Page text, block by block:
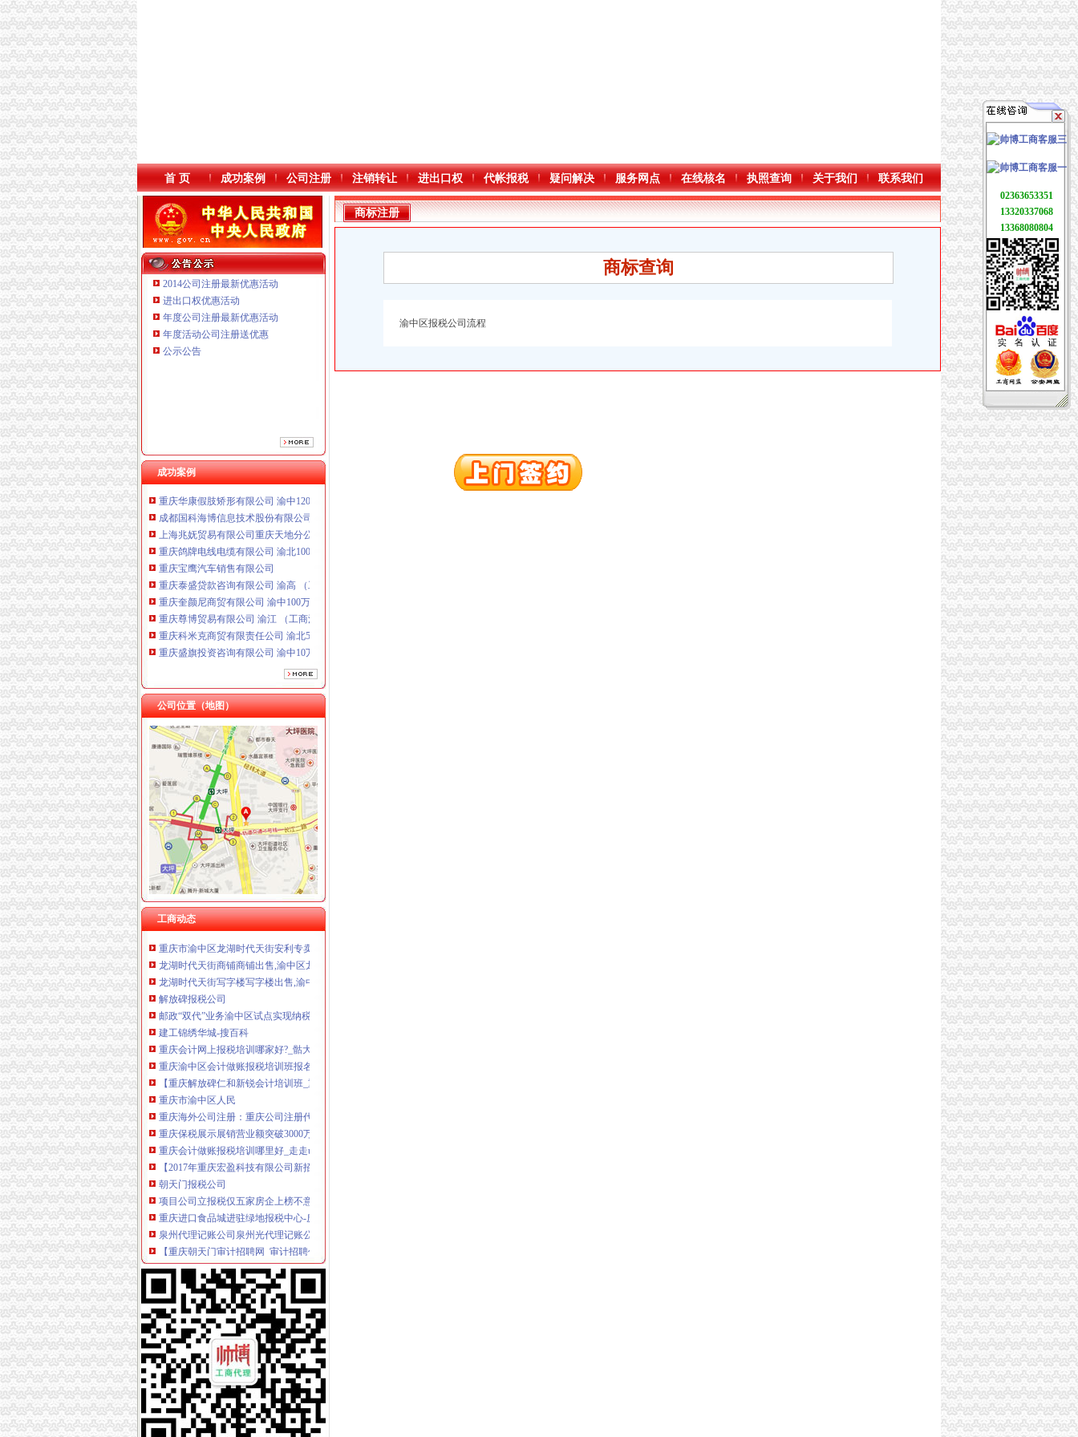
首 页 成功案例 公司注册 注销转让 进出口权 代帐报税 疑问解决 服务网点 在线核名 执照查询 关于我们 联系我们
2014公司注册最新优惠活动
进出口权优惠活动
年度公司注册最新优惠活动
年度活动公司注册送优惠
公示公告
成功案例
重庆鸽牌电线电缆有限公司 渝北10010万 (进出口权)
重庆科米克商贸有限责任公司 渝北50万 （工商注册）
重庆盛旗投资咨询有限公司 渝中10万 （工商注册）
重庆安赐商贸有限公司 渝江10万 （工商注册）
重庆华康假肢矫形有限公司 渝中120万 （增资）
成都国科海博信息技术股份有限公司重庆分公司 渝江 （工商注册）
上海兆妩贸易有限公司重庆天地分公司 渝中 （工商注册）
重庆鸽牌电线电缆有限公司 渝北10010万 (进出口权)
重庆宝鹰汽车销售有限公司
重庆泰盛贷款咨询有限公司 渝高 （工商注册）
重庆奎颜尼商贸有限公司 渝中100万 （工商注册）
重庆尊博贸易有限公司 渝江 （工商注册）
重庆科米克商贸有限责任公司 渝北50万 （工商注册）
重庆盛旗投资咨询有限公司 渝中10万 （工商注册）
重庆安赐商贸有限公司 渝江10万 （工商注册）
重庆华康假肢矫形有限公司 渝中120万 （增资）
成都国科海博信息技术股份有限公司重庆分公司 渝江 （工商注册）
上海兆妩贸易有限公司重庆天地分公司 渝中 （工商注册）
公司位置（地图）
工商动态
渝中区龙湖时代天街
【重庆市渝中区龙湖时代天街旁v8区二手房出售渝中大坪二手房】第一
重庆渝中区龙湖·时代天街游泳馆-团购_大众点评网
双轮驱动渝中航母龙湖时代天街成主推力-房产新闻-重庆搜狐焦点网
【多图】龙湖时代天街,大坪租房,渝中区大坪龙湖时代天街临街门面
关于渝中区大坪龙湖时代天街艺鑫光芒文化公司违规收费办学_重庆市
龙湖时代天街,2室2厅1卫,大石路（原后勤工程学院马家堡校区）,
重庆儿童天堂摄影有限公司渝中区龙湖时代天街店_【信用信息_诉讼信
重庆市渝中区龙湖时代天街安利专卖店地址重庆市龙湖时代天街【今日
龙湖时代天街商铺商铺出售,渝中区龙湖时代天街单价元跟着
龙湖时代天街写字楼写字楼出售,渝中区大坪龙湖时代天街成熟商圈仅
解放碑报税公司
邮政“双代”业务渝中区试点实现纳税人就近办税--重庆频道--人民网
建工锦绣华城-搜百科
重庆会计网上报税培训哪家好?_骷大人_新浪博客
重庆渝中区会计做账报税培训班报名电话【今日推荐网】
【重庆解放碑仁和新锐会计培训班_重庆解放碑会计实操课程】
重庆市渝中区人民
重庆海外公司注册：重庆公司注册代理记账0元代办费-重庆爱问分类
重庆保税展示展销营业额突破3000万元
重庆会计做账报税培训哪里好_走走uz_新浪博客
【2017年重庆宏盈科技有限公司新招聘信息_电话_地址】-赶集网
朝天门报税公司
项目公司立报税仅五家房企上榜不意外-房产新闻-重庆搜狐焦点网
重庆进口食品城进驻绿地报税中心-房产新闻-重庆搜狐焦点网
泉州代理记账公司泉州光代理记账公司-泉州58同城
【重庆朝天门审计招聘网_审计招聘信息】-重庆智联招聘
重庆：13名栋别墅主还没申报纳税-房产新闻-重庆搜狐焦点网
重庆地税局:洪灾中失去住房者买新房免征契税(图)-搜狐滚动
【重庆注册外资公司,重庆新注册外资公司信息】-今题重庆注册外
【重庆地税助力“一带一路”】宣多样化服务“零距离”重庆地税助
重庆两江夜景游船【朝天门号】超豪华五星游船_欣欣旅游网
男子一人开131家公司光领发票不纳税虚开发票1亿多元-新华网重庆
大坪报税公司
【重庆公司注册流程及地址怎么处理】价格,厂家,公司注册服务-搜
【重庆大坪会计实际操作培训班】-九龙坡石桥铺职业培训-重庆赶集网
泉州市嘉隆招标代理有限公司关于泉州市鲤城区国地税联合办税服务厅
渝中区文化播公司转让-重庆58同城
商标注册
商标查询
渝中区报税公司流程
02363653351
13320337068
13368080804